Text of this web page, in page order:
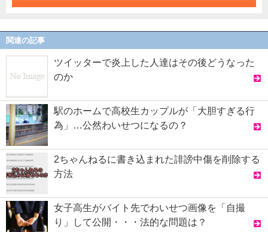
関連の記事
ツイッターで炎上した人達はその後どうなった
のか
駅のホームで高校生カップルが「大胆すぎる行
為」…公然わいせつになるの？
2ちゃんねるに書き込まれた誹謗中傷を削除する
方法
女子高生がバイト先でわいせつ画像を「自撮
り」して公開・・・法的な問題は？